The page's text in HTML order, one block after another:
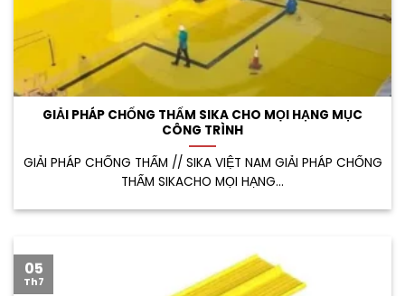
GIẢI PHÁP CHỐNG THẤM SIKA CHO MỌI HẠNG MỤC
CÔNG TRÌNH
GIẢI PHÁP CHỐNG THẤM // SIKA VIỆT NAM GIẢI PHÁP CHỐNG
THẤM SIKACHO MỌI HẠNG...
05
Th7